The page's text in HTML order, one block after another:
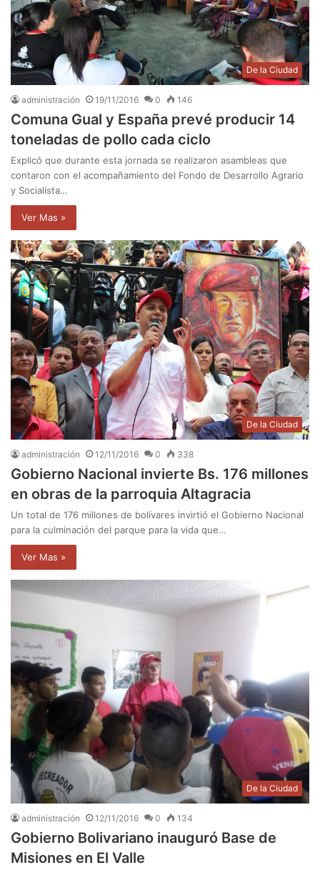
De la Ciudad
administración 19/11/2016 0 146
Comuna Gual y España prevé producir 14
toneladas de pollo cada ciclo
Explicó que durante esta jornada se realizaron asambleas que
contaron con el acompañamiento del Fondo de Desarrollo Agrario
y Socialista…
Ver Mas »
De la Ciudad
administración 12/11/2016 0 338
Gobierno Nacional invierte Bs. 176 millones
en obras de la parroquia Altagracia
Un total de 176 millones de bolívares invirtió el Gobierno Nacional
para la culminación del parque para la vida que…
Ver Mas »
De la Ciudad
administración 12/11/2016 0 134
Gobierno Bolivariano inauguró Base de
Misiones en El Valle